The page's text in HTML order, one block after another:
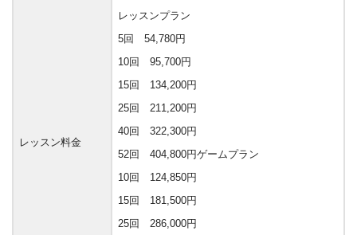
レッスン料金
レッスンプラン
5回 54,780円
10回 95,700円
15回 134,200円
25回 211,200円
40回 322,300円
52回 404,800円ゲームプラン
10回 124,850円
15回 181,500円
25回 286,000円